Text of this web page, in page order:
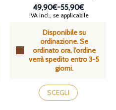
Disponibile su
ordinazione. Se
ordinato ora, l’ordine
verrà spedito entro 3-5
giorni.
49,90€-55,90€
Fascia
prezzo:
da
49,90€
a
55,90€
IVA incl., se applicabile
SCEGLI
Questo
prodotto
ha